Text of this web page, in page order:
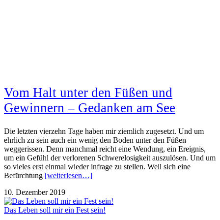
Vom Halt unter den Füßen und
Gewinnern – Gedanken am See
Die letzten vierzehn Tage haben mir ziemlich zugesetzt. Und um
ehrlich zu sein auch ein wenig den Boden unter den Füßen
weggerissen. Denn manchmal reicht eine Wendung, ein Ereignis,
um ein Gefühl der verlorenen Schwerelosigkeit auszulösen. Und um
so vieles erst einmal wieder infrage zu stellen. Weil sich eine
Befürchtung [weiterlesen…]
10. Dezember 2019
Das Leben soll mir ein Fest sein!